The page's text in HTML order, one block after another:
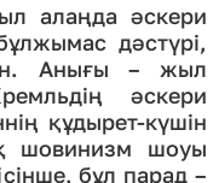
алаңда әскери
дәстүрі,
Анығы – жыл
әскери
құдырет-күшін
шовинизм шоуы
бұл парад –